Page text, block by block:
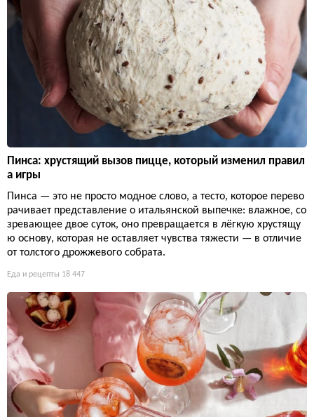
Пинса: хрустящий вызов пицце, который изменил правил
а игры
Пинса — это не просто модное слово, а тесто, которое перево
рачивает представление о итальянской выпечке: влажное, со
зревающее двое суток, оно превращается в лёгкую хрустящу
ю основу, которая не оставляет чувства тяжести — в отличие
от толстого дрожжевого собрата.
Еда и рецепты 18 447